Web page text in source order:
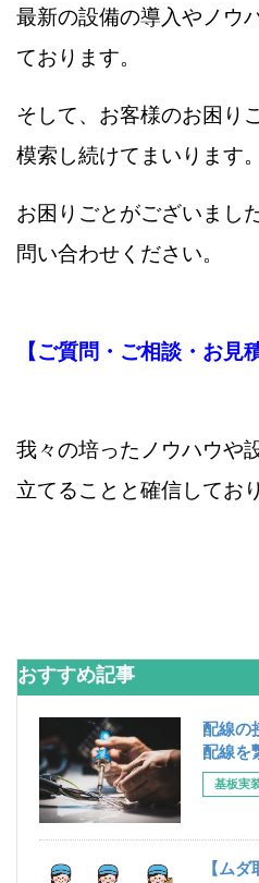
最新の設備の導入やノウ
ております。
そして、お客様のお困り
模索し続けてまいります。
お困りごとがございまし
問い合わせください。
【ご質問・ご相談・お見
我々の培ったノウハウや
立てることと確信してお
おすすめ記事
配線の
配線を
基板実
【ム